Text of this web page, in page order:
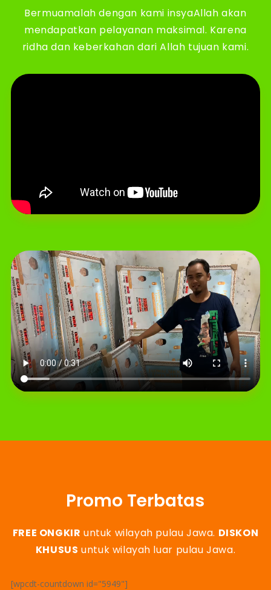
Bermuamalah dengan kami insyaAllah akan
mendapatkan pelayanan maksimal. Karena
ridha dan keberkahan dari Allah tujuan kami.
Promo Terbatas
FREE ONGKIR untuk wilayah pulau Jawa. DISKON
KHUSUS untuk wilayah luar pulau Jawa.
[wpcdt-countdown id="5949"]